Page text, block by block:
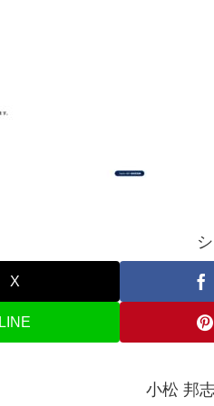
X
LINE
小松 邦